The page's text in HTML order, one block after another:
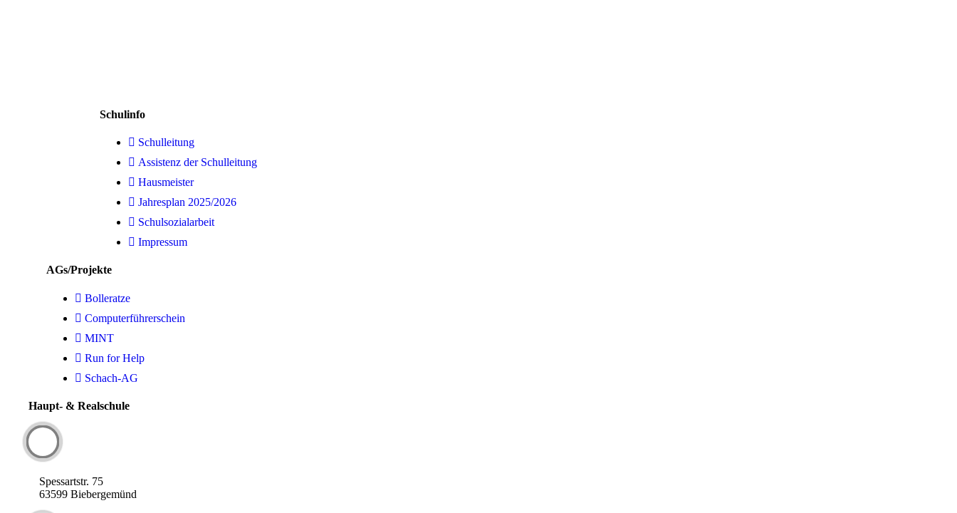
Schulinfo
Schulleitung
Assistenz der Schulleitung
Hausmeister
Jahresplan 2025/2026
Schulsozialarbeit
Impressum
AGs/Projekte
Bolleratze
Computerführerschein
MINT
Run for Help
Schach-AG
Haupt- & Realschule
Spessartstr. 75
63599 Biebergemünd